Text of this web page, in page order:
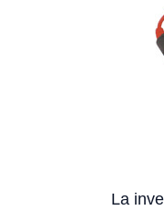
La